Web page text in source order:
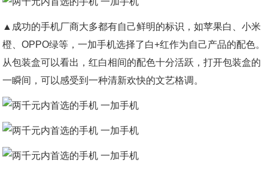
▲成功的手机厂商大多都有自己鲜明的标识，如苹果白、小米
橙、OPPO绿等，一加手机选择了白+红作为自己产品的配色。
从包装盒可以看出，红白相间的配色十分活跃，打开包装盒的
一瞬间，可以感受到一种清新欢快的文艺格调。